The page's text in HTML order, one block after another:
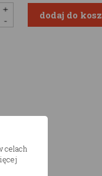
celach